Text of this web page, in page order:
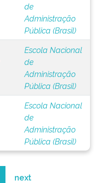
de
Administração
Pública (Brasil)
Escola Nacional
de
Administração
Pública (Brasil)
Escola Nacional
de
Administração
Pública (Brasil)
next